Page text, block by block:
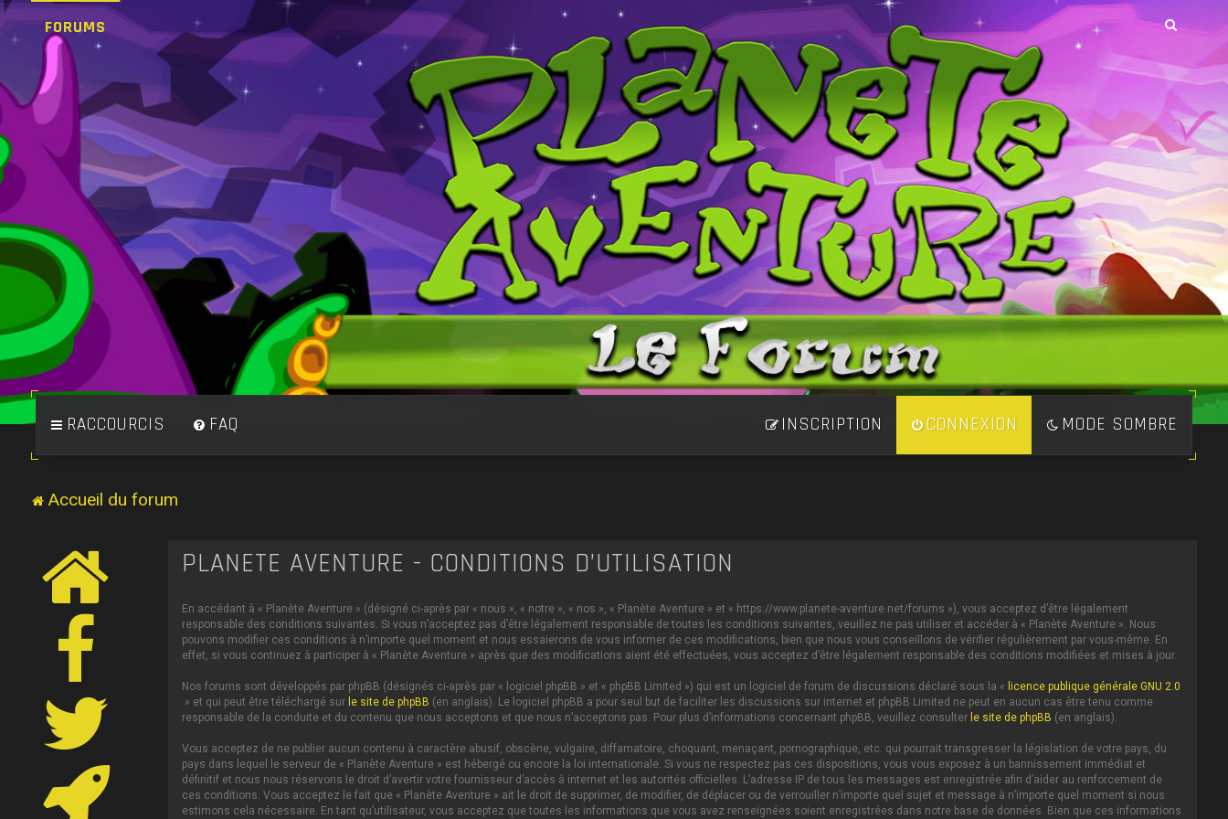
FORUMS
RACCOURCIS MODE SOMBRE
FAQ CONNEXION
INSCRIPTION
Accueil du forum
PLANÈTE AVENTURE - CONDITIONS D’UTILISATION
En accédant à « Planète Aventure » (désigné ci-après par « nous », « notre », « nos », « Planète Aventure » et « https://www.planete-aventure.net/forums »), vous acceptez d’être légalement
responsable des conditions suivantes. Si vous n’acceptez pas d’être légalement responsable de toutes les conditions suivantes, veuillez ne pas utiliser et accéder à « Planète Aventure ». Nous
pouvons modifier ces conditions à n’importe quel moment et nous essaierons de vous informer de ces modifications, bien que nous vous conseillons de vérifier régulièrement par vous-même. En
effet, si vous continuez à participer à « Planète Aventure » après que des modifications aient été effectuées, vous acceptez d’être légalement responsable des conditions modifiées et mises à jour.
Nos forums sont développés par phpBB (désignés ci-après par « logiciel phpBB » et « phpBB Limited ») qui est un logiciel de forum de discussions déclaré sous la « licence publique générale GNU 2.0
» et qui peut être téléchargé sur le site de phpBB (en anglais). Le logiciel phpBB a pour seul but de faciliter les discussions sur internet et phpBB Limited ne peut en aucun cas être tenu comme
responsable de la conduite et du contenu que nous acceptons et que nous n’acceptons pas. Pour plus d’informations concernant phpBB, veuillez consulter le site de phpBB (en anglais).
Vous acceptez de ne publier aucun contenu à caractère abusif, obscène, vulgaire, diffamatoire, choquant, menaçant, pornographique, etc. qui pourrait transgresser la législation de votre pays, du
pays dans lequel le serveur de « Planète Aventure » est hébergé ou encore la loi internationale. Si vous ne respectez pas ces dispositions, vous vous exposez à un bannissement immédiat et
définitif et nous nous réservons le droit d’avertir votre fournisseur d’accès à internet et les autorités officielles. L’adresse IP de tous les messages est enregistrée afin d’aider au renforcement de
ces conditions. Vous acceptez le fait que « Planète Aventure » ait le droit de supprimer, de modifier, de déplacer ou de verrouiller n’importe quel sujet et message à n’importe quel moment si nous
estimons cela nécessaire. En tant qu’utilisateur, vous acceptez que toutes les informations que vous avez renseignées soient enregistrées dans notre base de données. Bien que ces informations